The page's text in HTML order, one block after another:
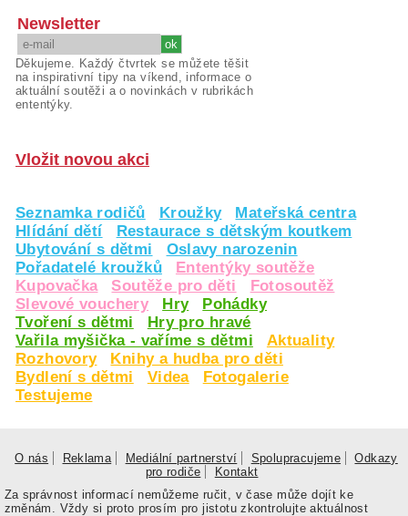
Newsletter
Děkujeme. Každý čtvrtek se můžete těšit
na inspirativní tipy na víkend, informace o
aktuální soutěži a o novinkách v rubrikách
ententýky.
Vložit novou akci
Seznamka rodičů Kroužky
Mateřská centra
Hlídání dětí
Restaurace s dětským koutkem
Ubytování s dětmi
Oslavy narozenin
Pořadatelé kroužků
Ententýky soutěže
Kupovačka
Soutěže pro děti
Fotosoutěž
Slevové vouchery
Hry
Pohádky
Tvoření s dětmi
Hry pro hravé
Vařila myšička - vaříme s dětmi
Aktuality
Rozhovory
Knihy a hudba pro děti
Bydlení s dětmi
Videa
Fotogalerie
Testujeme
O nás Reklama Mediální partnerství Spolupracujeme
Odkazy
pro rodiče
Kontakt
Za správnost informací nemůžeme ručit, v čase může dojít ke
změnám. Vždy si proto prosím pro jistotu zkontrolujte aktuálnost